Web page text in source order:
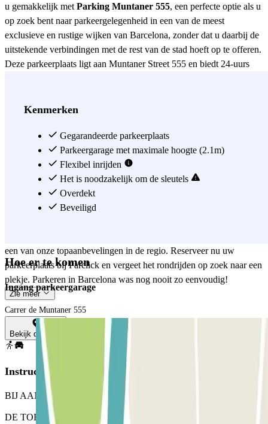
u gemakkelijk met Parking Muntaner 555, een perfecte optie als u
op zoek bent naar parkeergelegenheid in een van de meest
exclusieve en rustige wijken van Barcelona, ​​​​zonder dat u daarbij de
uitstekende verbindingen met de rest van de stad hoeft op te offeren.
Deze parkeerplaats ligt aan Muntaner Street 555 en biedt 24-uurs
uitgebreide voorzieningen is het een ideale optie voor zowel korte
parkeren. Vanaf hier bent u slechts een stap verwijderd van het
Plató-ziekenhuis, het Parc del Turó del Putxet en het Casa Vicens,
een modernistisch juweel van Antoni Gaudí. Bovendien is de
Avinguda Diagonal, een van de belangrijkste verkeersaders van
Barcelona, ​​heel dichtbij, net als de stations Muntaner en Pàdua
FGC, die snelle verbindingen bieden naar alle delen van de stad. Bij
een van onze topaanbevelingen in de regio. Reserveer nu uw
parkeerplaats bij Parclick en vergeet het rondrijden op zoek naar een
plekje. Parkeren in Barcelona was nog nooit zo eenvoudig!
Zie meer
Kenmerken
Gegarandeerde parkeerplaats
Parkeergarage met maximale hoogte (2.1m)
Flexibel inrijden
Het is noodzakelijk om de sleutels
Overdekt
Beveiligd
Hoe er te komen
Ingang parkeergarage
Carrer de Muntaner 555
Bekijk de kaart
Instructies
BIJ AANKOMST: Ga de parkeerplaats op.
DE TOEGANGSHEK OPENEN: Stop voor de slagboom. De